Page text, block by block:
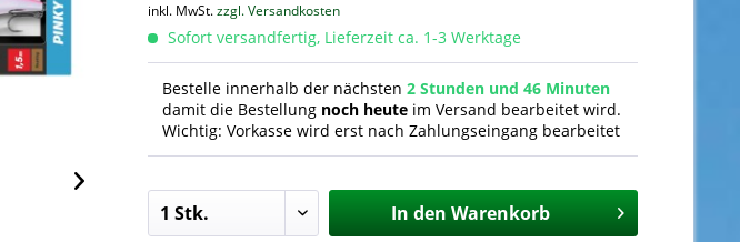
inkl. MwSt.zzgl. Versandkosten
Sofort versandfertig, Lieferzeit ca. 1-3 Werktage
Bestelle innerhalb der nächsten2 Stunden und 46 Minuten
damit die Bestellung noch heute im Versand bearbeitet wird.
Wichtig: Vorkasse wird erst nach Zahlungseingang bearbeitet
In den Warenkorb